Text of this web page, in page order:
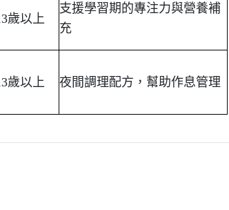
歲以上
支援學習期的專注力與營養補
充
歲以上 夜間調理配方，幫助作息管理